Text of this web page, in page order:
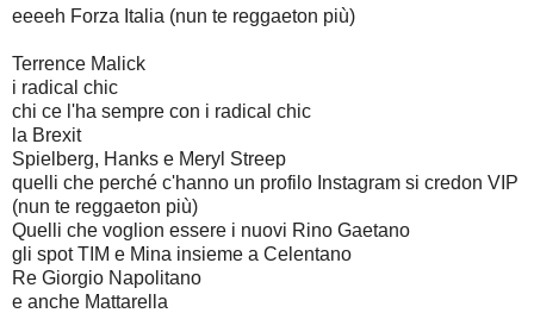
eeeeh Forza Italia (nun te reggaeton più)
Terrence Malick
i radical chic
chi ce l'ha sempre con i radical chic
la Brexit
Spielberg, Hanks e Meryl Streep
quelli che perché c'hanno un profilo Instagram si credon VIP
(nun te reggaeton più)
Quelli che voglion essere i nuovi Rino Gaetano
gli spot TIM e Mina insieme a Celentano
Re Giorgio Napolitano
e anche Mattarella